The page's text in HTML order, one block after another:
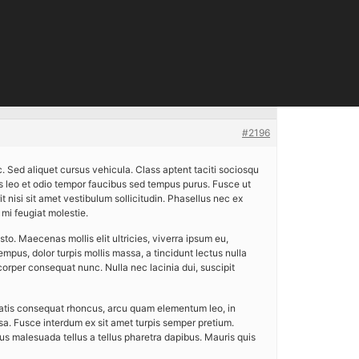
#2196
Sed aliquet cursus vehicula. Class aptent taciti sociosqu
et odio tempor faucibus sed tempus purus. Fusce ut
nisi sit amet vestibulum sollicitudin. Phasellus nec ex
feugiat molestie.
Maecenas mollis elit ultricies, viverra ipsum eu,
dolor turpis mollis massa, a tincidunt lectus nulla
consequat nunc. Nulla nec lacinia dui, suscipit
consequat rhoncus, arcu quam elementum leo, in
Fusce interdum ex sit amet turpis semper pretium.
malesuada tellus a tellus pharetra dapibus. Mauris quis